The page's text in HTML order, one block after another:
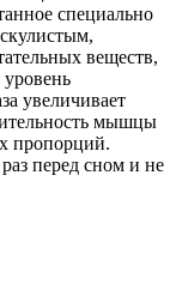
специально
веществ,
увеличивает
мышцы
пропорций.
перед сном и не